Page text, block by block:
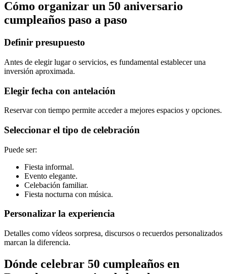
Cómo organizar un 50 aniversario
cumpleaños paso a paso
Definir presupuesto
Antes de elegir lugar o servicios, es fundamental establecer una
inversión aproximada.
Elegir fecha con antelación
Reservar con tiempo permite acceder a mejores espacios y opciones.
Seleccionar el tipo de celebración
Puede ser:
Fiesta informal.
Evento elegante.
Celebación familiar.
Fiesta nocturna con música.
Personalizar la experiencia
Detalles como vídeos sorpresa, discursos o recuerdos personalizados
marcan la diferencia.
Dónde celebrar 50 cumpleaños en